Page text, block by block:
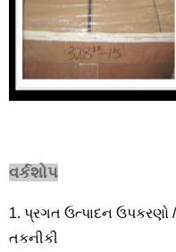
વર્કશોપ
1. પ્રગત ઉત્પાદન
તકનીકી